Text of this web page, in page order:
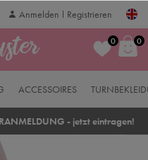
Anmelden Registrieren
0 0
ACCESSOIRES
- jetzt eintragen!